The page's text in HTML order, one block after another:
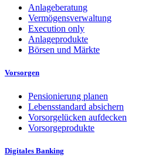
Anlageberatung
Vermögensverwaltung
Execution only
Anlageprodukte
Börsen und Märkte
Vorsorgen
Pensionierung planen
Lebensstandard absichern
Vorsorgelücken aufdecken
Vorsorgeprodukte
Digitales Banking